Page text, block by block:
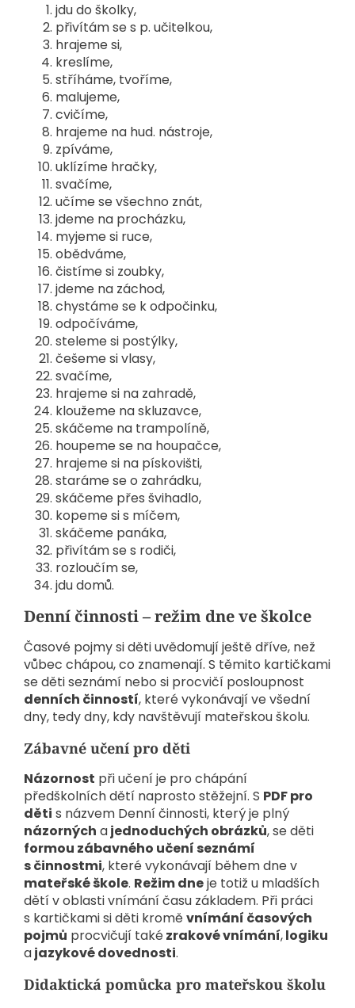
jdu do školky,
přivítám se s p. učitelkou,
hrajeme si,
kreslíme,
stříháme, tvoříme,
malujeme,
cvičíme,
hrajeme na hud. nástroje,
zpíváme,
uklízíme hračky,
svačíme,
učíme se všechno znát,
jdeme na procházku,
myjeme si ruce,
obědváme,
čistíme si zoubky,
jdeme na záchod,
chystáme se k odpočinku,
odpočíváme,
steleme si postýlky,
češeme si vlasy,
svačíme,
hrajeme si na zahradě,
kloužeme na skluzavce,
skáčeme na trampolíně,
houpeme se na houpačce,
hrajeme si na pískovišti,
staráme se o zahrádku,
skáčeme přes švihadlo,
kopeme si s míčem,
skáčeme panáka,
přivítám se s rodiči,
rozloučím se,
jdu domů.
Denní činnosti – režim dne ve školce
Časové pojmy si děti uvědomují ještě dříve, než
vůbec chápou, co znamenají. S těmito kartičkami
se děti seznámí nebo si procvičí posloupnost
denních činností, které vykonávají ve všední
dny, tedy dny, kdy navštěvují mateřskou školu.
Zábavné učení pro děti
Názornost při učení je pro chápání
předškolních dětí naprosto stěžejní. S PDF pro
děti s názvem Denní činnosti, který je plný
názorných ajednoduchých obrázků, se děti
formou zábavného učení seznámí
s činnostmi, které vykonávají během dne v
mateřské škole. Režim dneje totiž u mladších
dětí v oblasti vnímání času základem. Při práci
s kartičkami si děti kroměvnímání časových
pojmů procvičují takézrakové vnímání,logiku
ajazykové dovednosti.
Didaktická pomůcka pro mateřskou školu